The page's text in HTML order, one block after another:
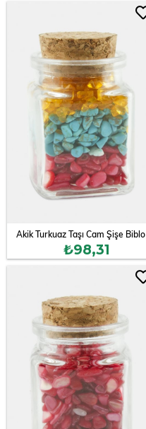
Akik Turkuaz Taşı Cam Şişe Biblo
₺98,31